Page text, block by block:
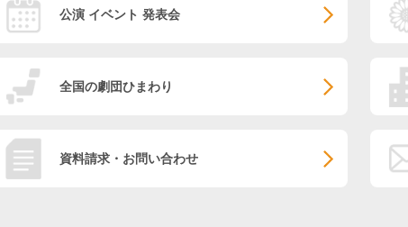
公演 イベント 発表会
全国の劇団ひまわり
資料請求・お問い合わせ